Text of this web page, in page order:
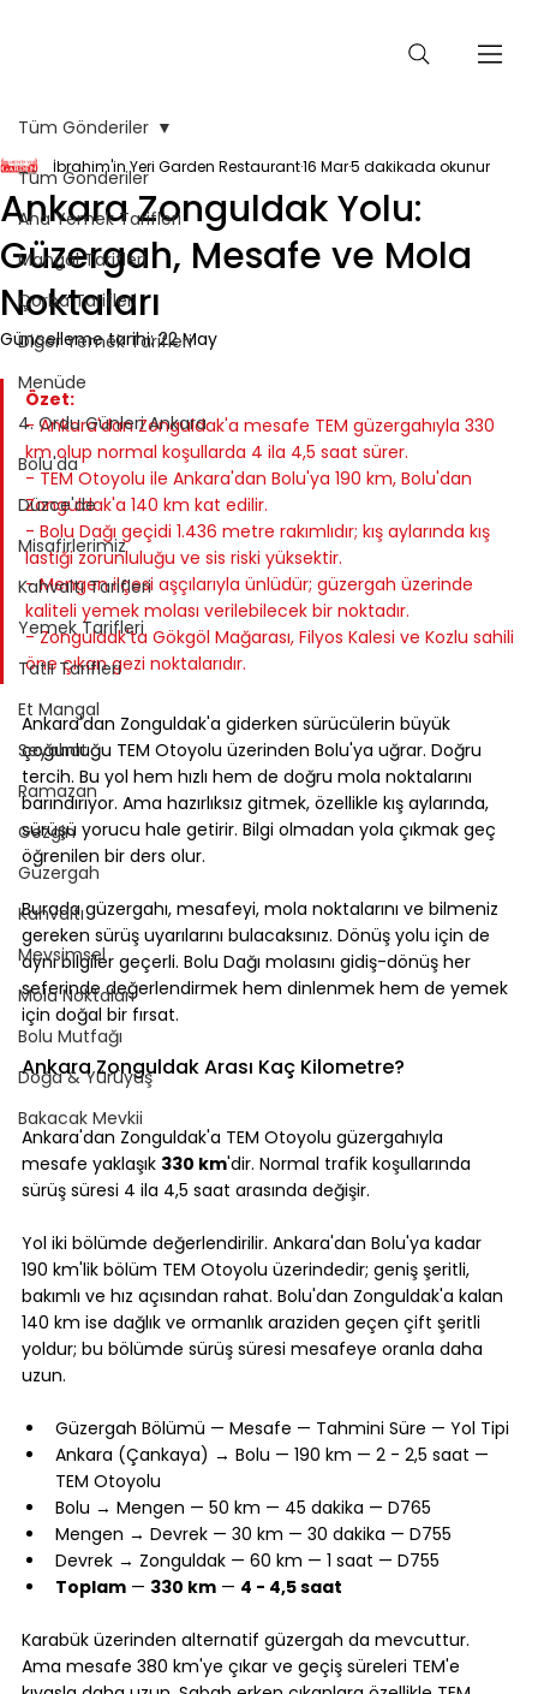
Tüm Gönderiler
Ana Yemek Tarifleri
Mangal Tarifleri
Çorba Tarifleri
Diğer Yemek Tarifleri
Menüde
4. Ordu Günleri Ankara
Bolu'da
Düzce'de
Misafirlerimiz
Kahvaltı Tarifleri
Yemek Tarifleri
Tatlı Tarifleri
Et Mangal
Seyahat
Ramazan
Gezgin
Güzergah
Kahvaltı
Mevsimsel
Mola Noktaları
Bolu Mutfağı
Doğa & Yürüyüş
Bakacak Mevkii
Tüm Gönderiler
Ankara Zonguldak Yolu:
Güzergah, Mesafe ve Mola
Noktaları
İbrahim'in Yeri Garden Restaurant16 Mar5 dakikada okunur
Güncelleme tarihi:22 May
Özet:
- Ankara'dan Zonguldak'a mesafe TEM güzergahıyla 330
km olup normal koşullarda 4 ila 4,5 saat sürer.
- TEM Otoyolu ile Ankara'dan Bolu'ya 190 km, Bolu'dan
Zonguldak'a 140 km kat edilir.
- Bolu Dağı geçidi 1.436 metre rakımlıdır; kış aylarında kış
lastiği zorunluluğu ve sis riski yüksektir.
- Mengen ilçesi aşçılarıyla ünlüdür; güzergah üzerinde
kaliteli yemek molası verilebilecek bir noktadır.
- Zonguldak'ta Gökgöl Mağarası, Filyos Kalesi ve Kozlu sahili
öne çıkan gezi noktalarıdır.
Ankara'dan Zonguldak'a giderken sürücülerin büyük
çoğunluğu TEM Otoyolu üzerinden Bolu'ya uğrar. Doğru
tercih. Bu yol hem hızlı hem de doğru mola noktalarını
barındırıyor. Ama hazırlıksız gitmek, özellikle kış aylarında,
sürüşü yorucu hale getirir. Bilgi olmadan yola çıkmak geç
öğrenilen bir ders olur.
Burada güzergahı, mesafeyi, mola noktalarını ve bilmeniz
gereken sürüş uyarılarını bulacaksınız. Dönüş yolu için de
aynı bilgiler geçerli. Bolu Dağı molasını gidiş-dönüş her
seferinde değerlendirmek hem dinlenmek hem de yemek
için doğal bir fırsat.
Ankara Zonguldak Arası Kaç Kilometre?
Ankara'dan Zonguldak'a TEM Otoyolu güzergahıyla
mesafe yaklaşık 330 km'dir. Normal trafik koşullarında
sürüş süresi 4 ila 4,5 saat arasında değişir.
Yol iki bölümde değerlendirilir. Ankara'dan Bolu'ya kadar
190 km'lik bölüm TEM Otoyolu üzerindedir; geniş şeritli,
bakımlı ve hız açısından rahat. Bolu'dan Zonguldak'a kalan
140 km ise dağlık ve ormanlık araziden geçen çift şeritli
yoldur; bu bölümde sürüş süresi mesafeye oranla daha
uzun.
Güzergah Bölümü — Mesafe — Tahmini Süre — Yol Tipi
Ankara (Çankaya) → Bolu — 190 km — 2 - 2,5 saat —
TEM Otoyolu
Bolu → Mengen — 50 km — 45 dakika — D765
Mengen → Devrek — 30 km — 30 dakika — D755
Devrek → Zonguldak — 60 km — 1 saat — D755
Toplam — 330 km — 4 - 4,5 saat
Karabük üzerinden alternatif güzergah da mevcuttur.
Ama mesafe 380 km'ye çıkar ve geçiş süreleri TEM'e